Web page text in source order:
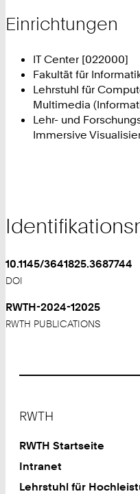
Einrichtungen
IT Center [022000]
Fakultät für
Lehrstuhl für
Multimedia
Lehr- und
Immersive
10.1145/3641825.3687744
DOI
RWTH-2024-12025
RWTH PUBLICATIONS
RWTH
RWTH Startseite
Intranet
Lehrstuhl für